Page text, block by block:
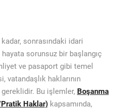
sonrasındaki idari
sorunsuz bir başlangıç
ve pasaport gibi temel
vatandaşlık haklarının
Bu işlemler, Boşanma
Pratik Haklar)kapsamında,